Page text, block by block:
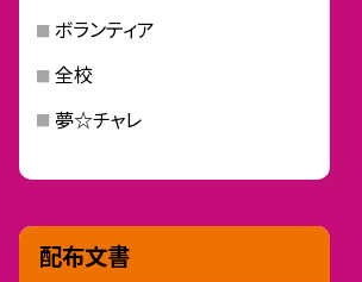
ボランティア
全校
夢☆チャレ
配布文書